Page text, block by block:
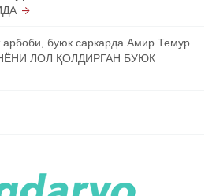
арбоби, буюк саркарда Амир Темур
ЛОЛ ҚОЛДИРГАН БУЮК